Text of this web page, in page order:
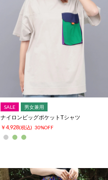
SALE 男女兼用
ナイロンビッグポケットTシャツ
￥4,928(税込) 30%OFF